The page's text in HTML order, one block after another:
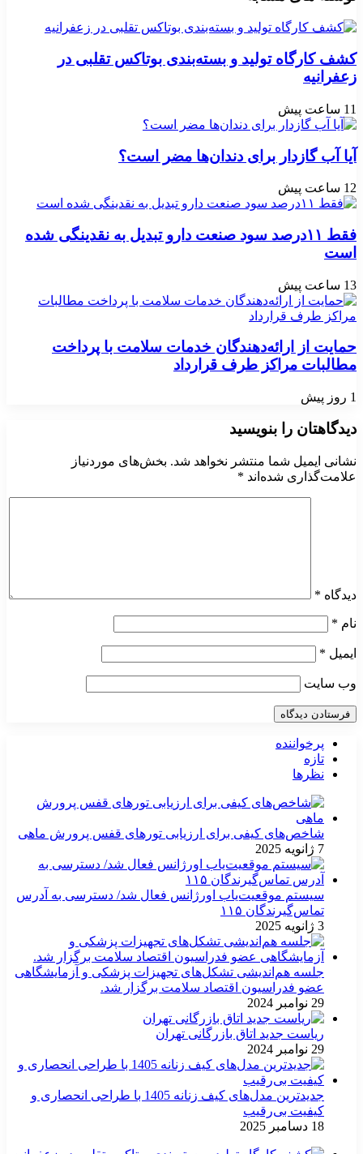
کشف کارگاه تولید و بسته‌بندی بوتاکس تقلبی در
زعفرانیه
11 ساعت پیش
آیا آب گازدار برای دندان‌ها مضر است؟
12 ساعت پیش
فقط ۱۱‌درصد سود صنعت دارو تبدیل به نقدینگی شده
است
13 ساعت پیش
حمایت از ارائه‌دهندگان خدمات سلامت با پرداخت
مطالبات مراکز طرف قرارداد
1 روز پیش
دیدگاهتان را بنویسید
نشانی ایمیل شما منتشر نخواهد شد. بخش‌های موردنیاز
علامت‌گذاری شده‌اند *
دیدگاه *
نام *
ایمیل *
وب‌ سایت
پرخواننده
تازه
نظرها
شاخص‌های کیفی برای ارزیابی تورهای قفس پرورش ماهی
7 ژانویه 2025
سیستم موقعیت‌یاب اورژانس فعال شد/ دسترسی به آدرس
تماس‌گیرندگان ۱۱۵
3 ژانویه 2025
جلسه هم‌اندیشی تشکل‌های تجهیزات پزشکی و آزمایشگاهی
عضو فدراسیون اقتصاد سلامت برگزار شد.
29 نوامبر 2024
ریاست جدید اتاق بازرگانی تهران
29 نوامبر 2024
جدیدترین مدل‌های کیف زنانه 1405 با طراحی انحصاری و
کیفیت بی‌رقیب
18 دسامبر 2025